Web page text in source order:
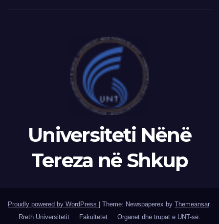
Universiteti Nënë
Tereza në Shkup
Proudly powered by WordPress Theme: Newspaperex by Themeansar.
Rreth Universitetit
Fakultetet Organet dhe trupat e UNT-së: